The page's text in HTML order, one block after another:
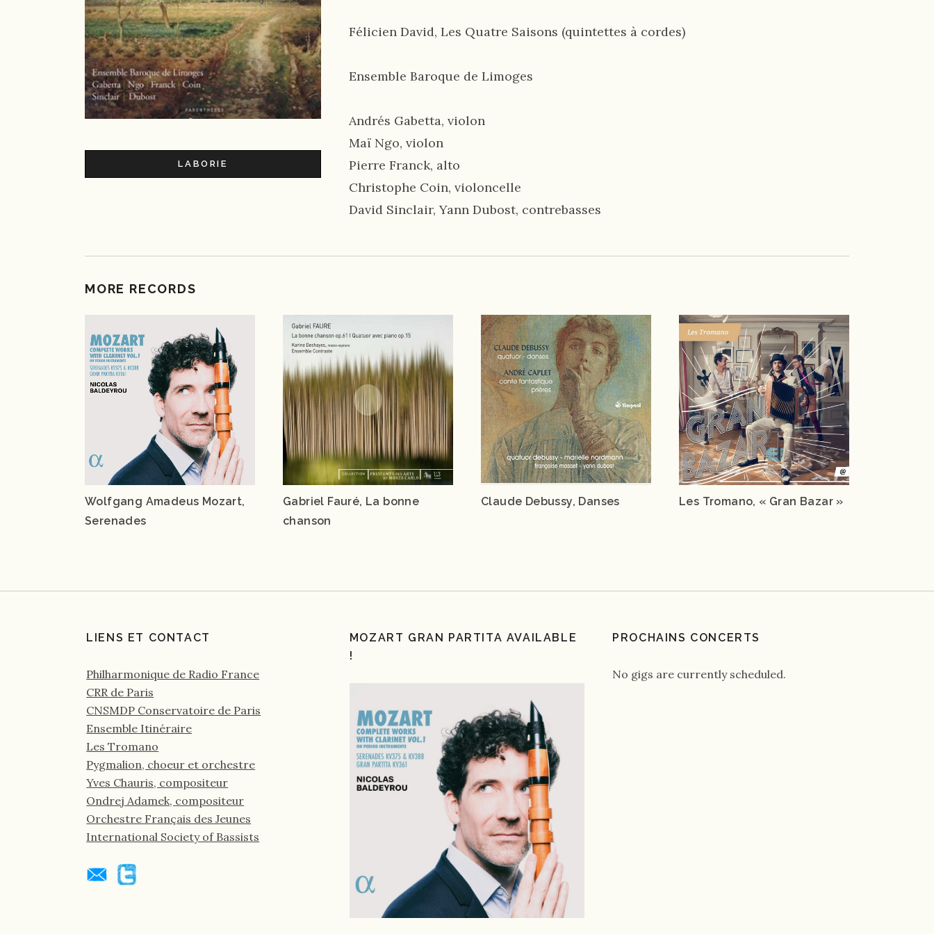
Félicien David, Les Quatre Saisons (quintettes à cordes)
Ensemble Baroque de Limoges
Andrés Gabetta, violon
Maï Ngo, violon
Pierre Franck, alto
Christophe Coin, violoncelle
David Sinclair, Yann Dubost, contrebasses
LABORIE
MORE RECORDS
Wolfgang Amadeus Mozart,
Serenades
Gabriel Fauré, La bonne
chanson
Claude Debussy, Danses Les Tromano, « Gran Bazar »
LIENS ET CONTACT
Philharmonique de Radio France
CRR de Paris
CNSMDP Conservatoire de Paris
Ensemble Itinéraire
Les Tromano
Pygmalion, choeur et orchestre
Yves Chauris, compositeur
Ondrej Adamek, compositeur
Orchestre Français des Jeunes
International Society of Bassists
MOZART GRAN PARTITA AVAILABLE
!
PROCHAINS CONCERTS
No gigs are currently scheduled.